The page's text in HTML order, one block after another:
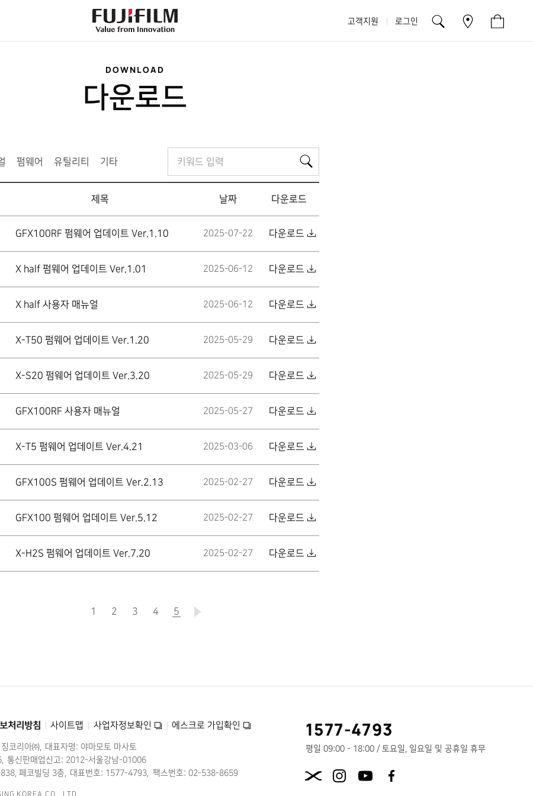
고객지원 로그인
DOWNLOAD
다운로드
펌웨어 유틸리티 기타
어
색
제목 날짜 다운로드
GFX100RF 펌웨어 업데이트 Ver.1.10 2025-07-22 다운로드
X half 펌웨어 업데이트 Ver.1.01 2025-06-12 다운로드
X half 사용자 매뉴얼 2025-06-12 다운로드
X-T50 펌웨어 업데이트 Ver.1.20 2025-05-29 다운로드
X-S20 펌웨어 업데이트 Ver.3.20 2025-05-29 다운로드
GFX100RF 사용자 매뉴얼 2025-05-27 다운로드
X-T5 펌웨어 업데이트 Ver.4.21 2025-03-06 다운로드
GFX100S 펌웨어 업데이트 Ver.2.13 2025-02-27 다운로드
GFX100 펌웨어 업데이트 Ver.5.12 2025-02-27 다운로드
X-H2S 펌웨어 업데이트 Ver.7.20 2025-02-27 다운로드
1 2 3 4 5
현재
고
객
센
전
1577-4793
평일 09:00 - 18:00 / 토요일, 일요일 및 공휴일 휴무
X.com
KOREA CO., LTD
처리방침 사이트맵 사업자정보확인 에스크로 가입확인
코리아㈜
대표자명: 야마모토 마사토
통신판매업신고: 2012-서울강남-01006
페코빌딩 3층
대표번호: 1577-4793 팩스번호: 02-538-8659